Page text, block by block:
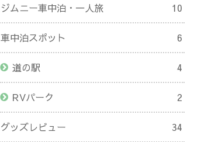
ジムニー車中泊・一人旅 10
車中泊スポット 6
道の駅 4
RVパーク 2
グッズレビュー 34